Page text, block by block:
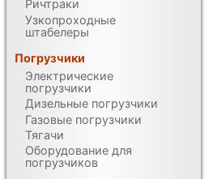
Ричтраки
Узкопроходные
штабелеры
Погрузчики
Электрические
погрузчики
Дизельные погрузчики
Газовые погрузчики
Тягачи
Оборудование для
погрузчиков